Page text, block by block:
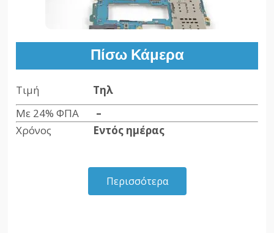
Πίσω Κάμερα
Τιμή Τηλ
Με 24% ΦΠΑ –
Χρόνος Εντός ημέρας
Περισσότερα